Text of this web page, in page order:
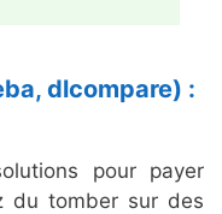
dlcompare) :
pour payer
du tomber sur des